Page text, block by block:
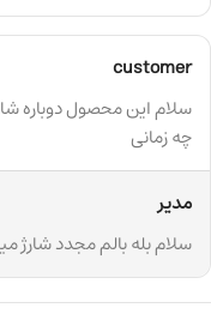
customer
سلام این محصول دوباره
چه زمانی
مدیر
سلام بله بالم مجدد شارژ